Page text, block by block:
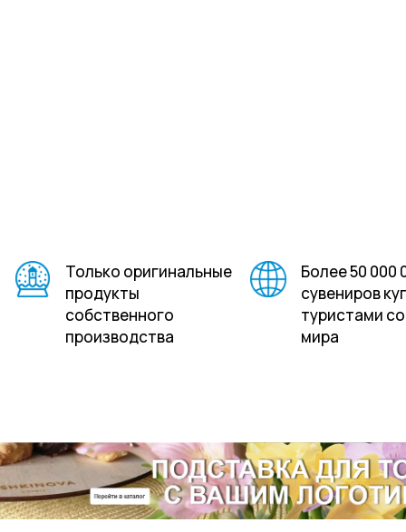
Только оригинальные
продукты
собственного
производства
Более 50 000
сувениров
туристами
мира